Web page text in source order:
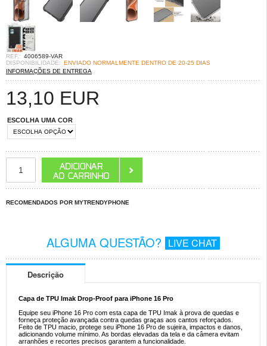
REF.: 4006589-VAR
DISPONIBILIDADE: ENVIADO NORMALMENTE DENTRO DE 20-25 DIAS
INFORMAÇÕES DE ENTREGA
13,10 EUR
ESCOLHA UMA COR
RECOMENDADOS POR MYTRENDYPHONE
ALGUMA QUESTÃO? LIVE CHAT
Descrição
Capa de TPU Imak Drop-Proof para iPhone 16 Pro
Equipe seu iPhone 16 Pro com esta capa de TPU Imak à prova de quedas e
forneça proteção avançada contra quedas graças aos cantos reforçados.
Feito de TPU macio, protege seu iPhone 16 Pro de sujeira, impactos e danos,
adicionando volume mínimo. As bordas elevadas da tela e da câmera evitam
arranhões e recortes precisos garantem a funcionalidade.